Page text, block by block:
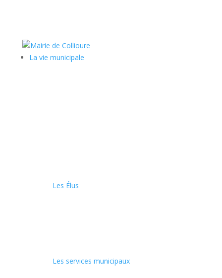
La vie municipale
Les Élus
Les services municipaux